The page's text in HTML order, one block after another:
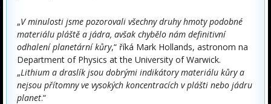
„V minulosti jsme pozorovali všechny druhy hmoty podobné
materiálu pláště a jádra, avšak chybělo nám definitivní
odhalení planetární kůry,“ říká Mark Hollands, astronom na
Department of Physics at the University of Warwick.
„Lithium a draslík jsou dobrými indikátory materiálu kůry a
nejsou přítomny ve vysokých koncentracích v plášti nebo jádru
planet.“